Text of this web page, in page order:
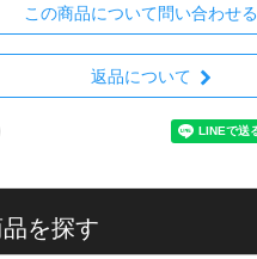
この商品について問い合わせる
返品について
を探す